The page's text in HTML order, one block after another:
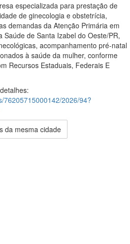
especializada para prestação de
de ginecologia e obstetrícia,
demandas da Atenção Primária em
Saúde de Santa Izabel do Oeste/PR,
acompanhamento pré-natal
à saúde da mulher, conforme
Recursos Estaduais, Federais E
76205715000142/2026/94?
da mesma cidade